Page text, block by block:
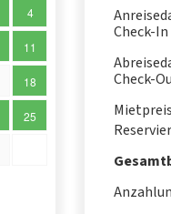
4
11
18
25
Check-In
Check-
Mietpreis